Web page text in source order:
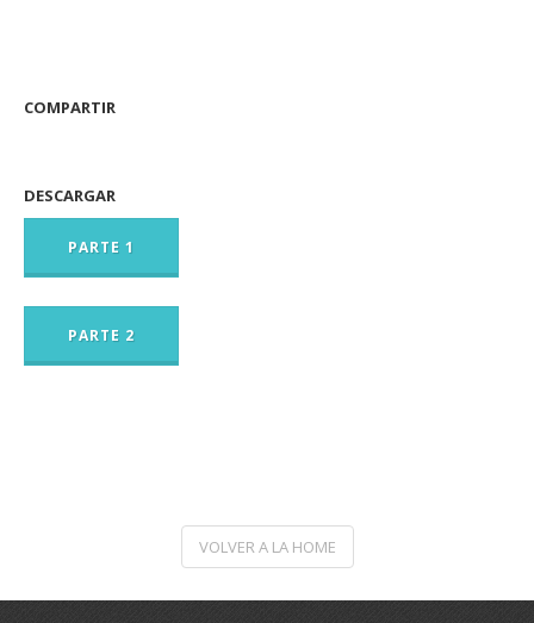
COMPARTIR
DESCARGAR
PARTE 1
PARTE 2
VOLVER A LA HOME